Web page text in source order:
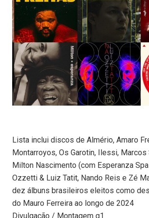
Lista inclui discos de Almério, Amaro
Montarroyos, Os Garotin, Ilessi, Marcos
Milton Nascimento (com Esperanza
Ozzetti & Luiz Tatit, Nando Reis e Zé
dez álbuns brasileiros eleitos como
do Mauro Ferreira ao longo de 2024
Divulgação / Montagem g1